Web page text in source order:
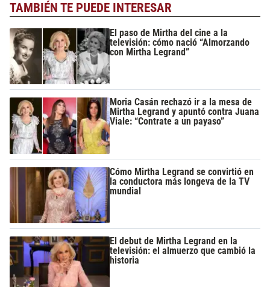
TAMBIÉN TE PUEDE INTERESAR
El paso de Mirtha del cine a la
televisión: cómo nació “Almorzando
con Mirtha Legrand”
Moria Casán rechazó ir a la mesa de
Mirtha Legrand y apuntó contra Juana
Viale: “Contrate a un payaso”
Cómo Mirtha Legrand se convirtió en
la conductora más longeva de la TV
mundial
El debut de Mirtha Legrand en la
televisión: el almuerzo que cambió la
historia